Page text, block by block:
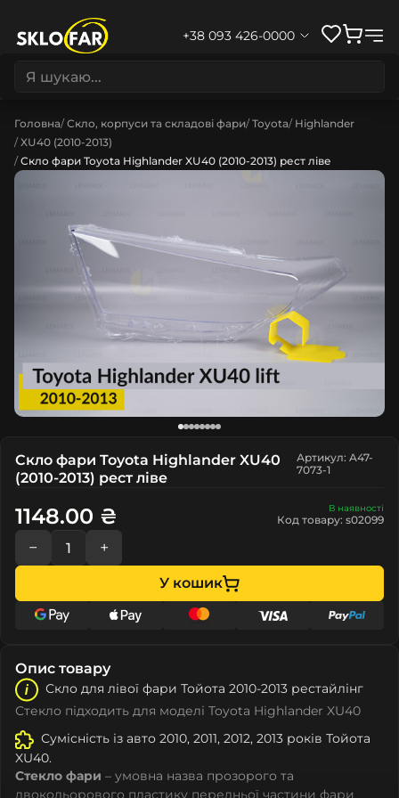
+38 093 426-0000
Головна Скло, корпуси та складові фари Toyota Highlander
XU40 (2010-2013)
Скло фари Toyota Highlander XU40 (2010-2013) рест ліве
Скло фари Toyota Highlander XU40
(2010-2013) рест ліве
Артикул: A47-
7073-1
В наявності
Код товару: s02099
1148.00 ₴
− +
У кошик
Опис товару
Скло для лівої фари Тойота 2010-2013 рестайлінг
Стекло підходить для моделі Toyota Highlander XU40
Сумісність із авто 2010, 2011, 2012, 2013 років Тойота
XU40.
Стекло фари – умовна назва прозорого та
двокольорового пластику передньої частини фари